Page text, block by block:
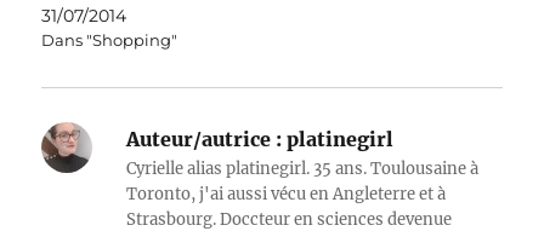
31/07/2014
Dans "Shopping"
Auteur/autrice : platinegirl
Cyrielle alias platinegirl. 35 ans. Toulousaine à
Toronto, j'ai aussi vécu en Angleterre et à
Strasbourg. Doccteur en sciences devenue